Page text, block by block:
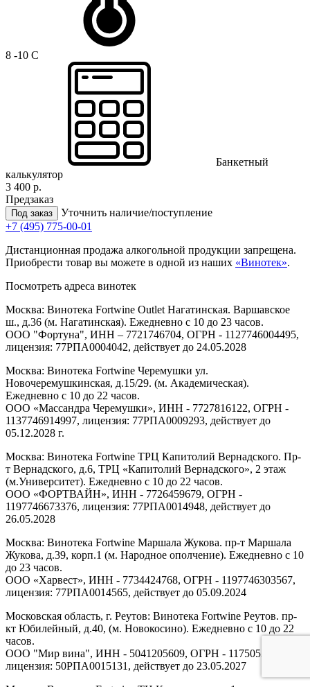
8 -10 C
Банкетный
калькулятор
3 400 р.
Предзаказ
Под заказ
Уточнить наличие/поступление
+7 (495) 775-00-01
Дистанционная продажа алкогольной продукции запрещена.
Приобрести товар вы можете в одной из наших «Винотек».
Посмотреть адреса винотек
Москва: Винотека Fortwine Outlet Нагатинская. Варшавское
ш., д.36 (м. Нагатинская). Ежедневно с 10 до 23 часов.
ООО "Фортуна", ИНН – 7721746704, ОГРН - 1127746004495,
лицензия: 77РПА0004042, действует до 24.05.2028
Москва: Винотека Fortwine Черемушки ул.
Новочеремушкинская, д.15/29. (м. Академическая).
Ежедневно с 10 до 22 часов.
ООО «Массандра Черемушки», ИНН - 7727816122, ОГРН -
1137746914997, лицензия: 77РПА0009293, действует до
05.12.2028 г.
Москва: Винотека Fortwine ТРЦ Капитолий Вернадского. Пр-
т Вернадского, д.6, ТРЦ «Капитолий Вернадского», 2 этаж
(м.Университет). Ежедневно с 10 до 22 часов.
ООО «ФОРТВАЙН», ИНН - 7726459679, ОГРН -
1197746673376, лицензия: 77РПА0014948, действует до
26.05.2028
Москва: Винотека Fortwine Маршала Жукова. пр-т Маршала
Жукова, д.39, корп.1 (м. Народное ополчение). Ежедневно с 10
до 23 часов.
ООО «Харвест», ИНН - 7734424768, ОГРН - 1197746303567,
лицензия: 77РПА0014565, действует до 05.09.2024
Московская область, г. Реутов: Винотека Fortwine Реутов. пр-
кт Юбилейный, д.40, (м. Новокосино). Ежедневно с 10 до 22
часов.
ООО "Мир вина", ИНН - 5041205609, ОГРН - 1175053005313,
лицензия: 50РПА0015131, действует до 23.05.2027